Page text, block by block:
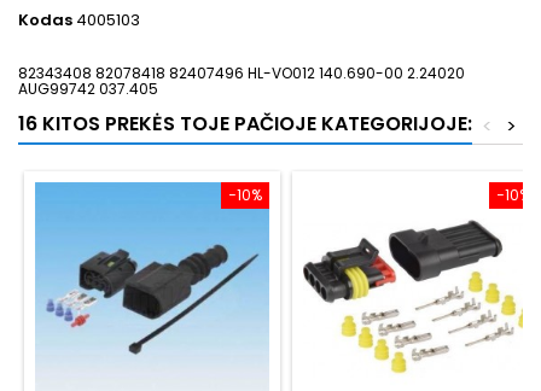
Kodas 4005103
82343408 82078418 82407496 HL-VO012 140.690-00 2.24020
AUG99742 037.405
16 KITOS PREKĖS TOJE PAČIOJE KATEGORIJOJE: >
<
−10% −10%